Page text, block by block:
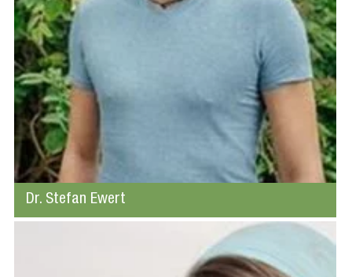
Dr. Stefan Ewert